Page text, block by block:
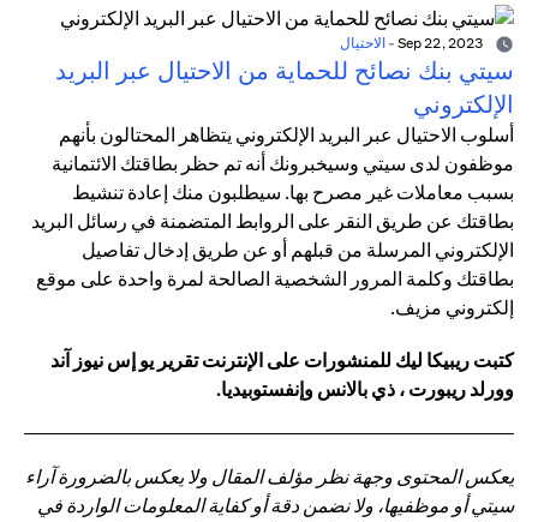
- الاحتيال
سيتي بنك نصائح للحماية من الاحتيال عبر البريد
الإلكتروني
أسلوب الاحتيال عبر البريد الإلكتروني يتظاهر المحتالون بأنهم
موظفون لدى سيتي وسيخبرونك أنه تم حظر بطاقتك الائتمانية
بسبب معاملات غير مصرح بها. سيطلبون منك إعادة تنشيط
بطاقتك عن طريق النقر على الروابط المتضمنة في رسائل البريد
الإلكتروني المرسلة من قبلهم أو عن طريق إدخال تفاصيل
بطاقتك وكلمة المرور الشخصية الصالحة لمرة واحدة على موقع
إلكتروني مزيف.
كتبت ريبيكا ليك للمنشورات على الإنترنت تقرير يو إس نيوز آند
وورلد ريبورت ، ذي بالانس وإنفستوبيديا.
يعكس المحتوى وجهة نظر مؤلف المقال ولا يعكس بالضرورة آراء
سيتي أو موظفيها، ولا نضمن دقة أو كفاية المعلومات الواردة في